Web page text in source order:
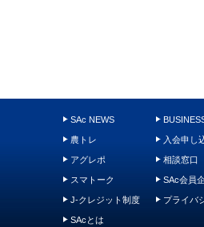
SAc NEWS
農トレ
アグレポ
スマトーク
J-クレジット制度
SAcとは
入会申し
相談窓口
SAc会員
プライバ